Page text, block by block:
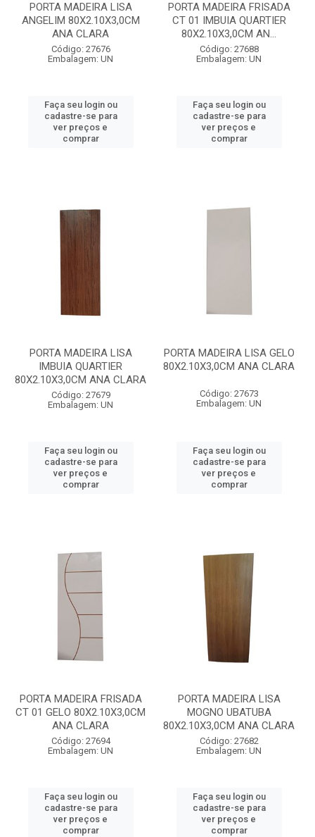
PORTA MADEIRA LISA
ANGELIM 80X2.10X3,0CM
ANA CLARA
Código: 27676
Embalagem: UN
Faça seu login ou
cadastre-se para
ver preços e
comprar
PORTA MADEIRA FRISADA
CT 01 IMBUIA QUARTIER
80X2.10X3,0CM AN...
Código: 27688
Embalagem: UN
Faça seu login ou
cadastre-se para
ver preços e
comprar
PORTA MADEIRA LISA
IMBUIA QUARTIER
80X2.10X3,0CM ANA CLARA
Código: 27679
Embalagem: UN
Faça seu login ou
cadastre-se para
ver preços e
comprar
PORTA MADEIRA LISA GELO
80X2.10X3,0CM ANA CLARA
Código: 27673
Embalagem: UN
Faça seu login ou
cadastre-se para
ver preços e
comprar
PORTA MADEIRA FRISADA
CT 01 GELO 80X2.10X3,0CM
ANA CLARA
Código: 27694
Embalagem: UN
Faça seu login ou
cadastre-se para
ver preços e
comprar
PORTA MADEIRA LISA
MOGNO UBATUBA
80X2.10X3,0CM ANA CLARA
Código: 27682
Embalagem: UN
Faça seu login ou
cadastre-se para
ver preços e
comprar